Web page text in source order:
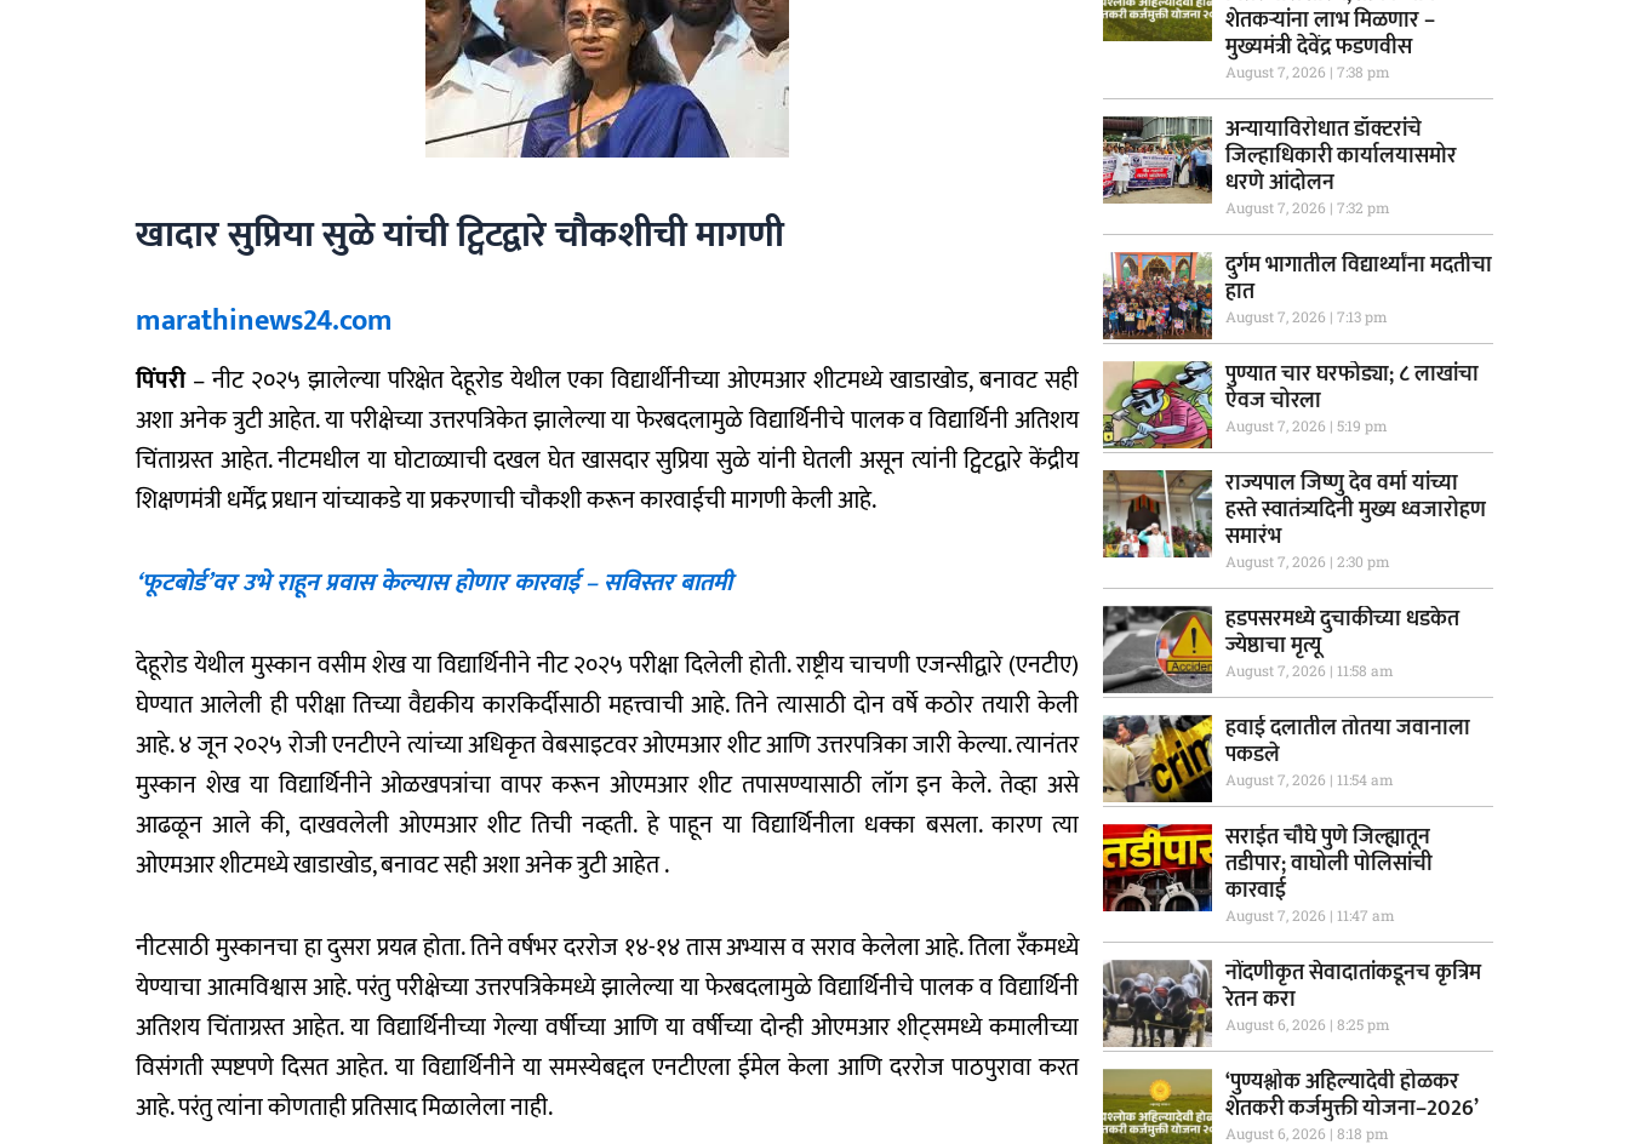
खादार सुप्रिया सुळे यांची ट्विटद्वारे चौकशीची मागणी
marathinews24.com
पिंपरी– नीट २०२५ झालेल्या परिक्षेत देहूरोड येथील एका विद्यार्थीनीच्या ओएमआर शीटमध्ये खाडाखोड, बनावट सही
अशा अनेक त्रुटी आहेत. या परीक्षेच्या उत्तरपत्रिकेत झालेल्या या फेरबदलामुळे विद्यार्थिनीचे पालक व विद्यार्थिनी अतिशय
चिंताग्रस्त आहेत. नीटमधील या घोटाळ्याची दखल घेत खासदार सुप्रिया सुळे यांनी घेतली असून त्यांनी ट्विटद्वारे केंद्रीय
शिक्षणमंत्री धर्मेंद्र प्रधान यांच्याकडे या प्रकरणाची चौकशी करून कारवाईची मागणी केली आहे.
‘फूटबोर्ड’वर उभे राहून प्रवास केल्यास होणार कारवाई – सविस्तर बातमी
देहूरोड येथील मुस्कान वसीम शेख या विद्यार्थिनीने नीट २०२५ परीक्षा दिलेली होती. राष्ट्रीय चाचणी एजन्सीद्वारे (एनटीए)
घेण्यात आलेली ही परीक्षा तिच्या वैद्यकीय कारकिर्दीसाठी महत्त्वाची आहे. तिने त्यासाठी दोन वर्षे कठोर तयारी केली
आहे. ४ जून २०२५ रोजी एनटीएने त्यांच्या अधिकृत वेबसाइटवर ओएमआर शीट आणि उत्तरपत्रिका जारी केल्या. त्यानंतर
मुस्कान शेख या विद्यार्थिनीने ओळखपत्रांचा वापर करून ओएमआर शीट तपासण्यासाठी लॉग इन केले. तेव्हा असे
आढळून आले की, दाखवलेली ओएमआर शीट तिची नव्हती. हे पाहून या विद्यार्थिनीला धक्का बसला. कारण त्या
ओएमआर शीटमध्ये खाडाखोड, बनावट सही अशा अनेक त्रुटी आहेत .
नीटसाठी मुस्कानचा हा दुसरा प्रयत्न होता. तिने वर्षभर दररोज १४-१४ तास अभ्यास व सराव केलेला आहे. तिला रँकमध्ये
येण्याचा आत्मविश्वास आहे. परंतु परीक्षेच्या उत्तरपत्रिकेमध्ये झालेल्या या फेरबदलामुळे विद्यार्थिनीचे पालक व विद्यार्थिनी
अतिशय चिंताग्रस्त आहेत. या विद्यार्थिनीच्या गेल्या वर्षीच्या आणि या वर्षीच्या दोन्ही ओएमआर शीट्समध्ये कमालीच्या
विसंगती स्पष्टपणे दिसत आहेत. या विद्यार्थिनीने या समस्येबद्दल एनटीएला ईमेल केला आणि दररोज पाठपुरावा करत
आहे. परंतु त्यांना कोणताही प्रतिसाद मिळालेला नाही.
शेतकऱ्यांना लाभ मिळणार –
मुख्यमंत्री देवेंद्र फडणवीस
August 7, 2026 7:38 pm
अन्यायाविरोधात डॉक्टरांचे
जिल्हाधिकारी कार्यालयासमोर
धरणे आंदोलन
August 7, 2026 7:32 pm
दुर्गम भागातील विद्यार्थ्यांना मदतीचा
हात
August 7, 2026 7:13 pm
पुण्यात चार घरफोड्या; ८ लाखांचा
ऐवज चोरला
August 7, 2026 5:19 pm
राज्यपाल जिष्णु देव वर्मा यांच्या
हस्ते स्वातंत्र्यदिनी मुख्य ध्वजारोहण
समारंभ
August 7, 2026 2:30 pm
हडपसरमध्ये दुचाकीच्या धडकेत
ज्येष्ठाचा मृत्यू
August 7, 2026 11:58 am
हवाई दलातील तोतया जवानाला
पकडले
August 7, 2026 11:54 am
सराईत चौघे पुणे जिल्ह्यातून
तडीपार; वाघोली पोलिसांची
कारवाई
August 7, 2026 11:47 am
नोंदणीकृत सेवादातांकडूनच कृत्रिम
रेतन करा
August 6, 2026 8:25 pm
‘पुण्यश्लोक अहिल्यादेवी होळकर
शेतकरी कर्जमुक्ती योजना–2026’
August 6, 2026 8:18 pm